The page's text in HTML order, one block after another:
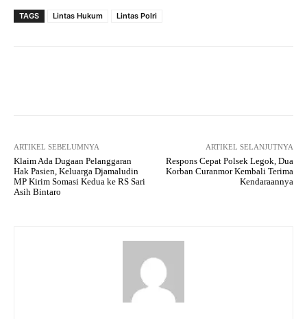
TAGS Lintas Hukum Lintas Polri
ARTIKEL SEBELUMNYA
Klaim Ada Dugaan Pelanggaran
Hak Pasien, Keluarga Djamaludin
MP Kirim Somasi Kedua ke RS Sari
Asih Bintaro
ARTIKEL SELANJUTNYA
Respons Cepat Polsek Legok, Dua
Korban Curanmor Kembali Terima
Kendaraannya